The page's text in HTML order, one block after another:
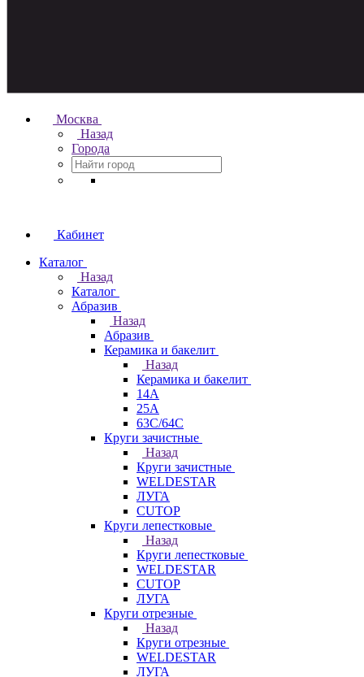
Москва
Назад
Города
Кабинет
Каталог
Назад
Каталог
Абразив
Назад
Абразив
Керамика и бакелит
Назад
Керамика и бакелит
14А
25А
63С/64С
Круги зачистные
Назад
Круги зачистные
WELDESTAR
ЛУГА
CUTOP
Круги лепестковые
Назад
Круги лепестковые
WELDESTAR
CUTOP
ЛУГА
Круги отрезные
Назад
Круги отрезные
WELDESTAR
ЛУГА